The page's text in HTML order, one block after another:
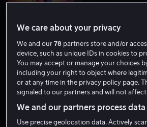
Ustoppelig
Familiefilm
Tillatt for alle
HD
We care about your privacy
We and our78 partners store and/or
device, such as unique IDs in cookies to
You may accept or manage your choices
including your right to object where
or at any time in the privacy policy page.
signaled to our partners and will not
We and our partners process
Use precise geolocation data. Actively